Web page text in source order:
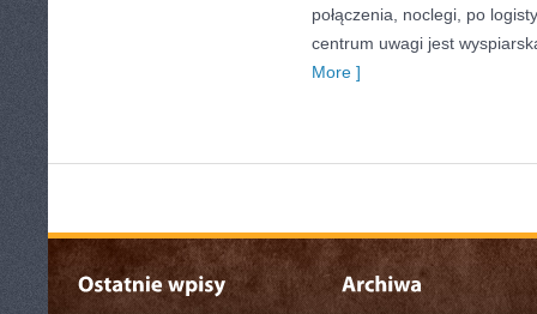
połączenia, noclegi, po
centrum uwagi jest
More ]